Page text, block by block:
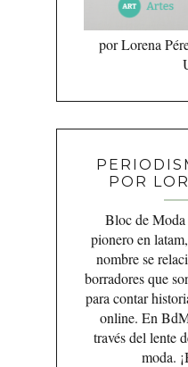
por Lorena
POR
Bloc de
pionero en
nombre se
borradores que
para contar
online. En
través del lente
moda.